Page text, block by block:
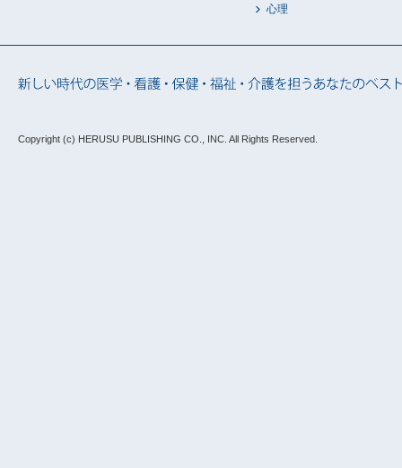
心理
Copyright (c) HERUSU PUBLISHING CO., INC. All Rights Reserved.